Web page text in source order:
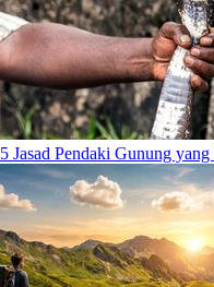
5 Jasad Pendaki Gunung